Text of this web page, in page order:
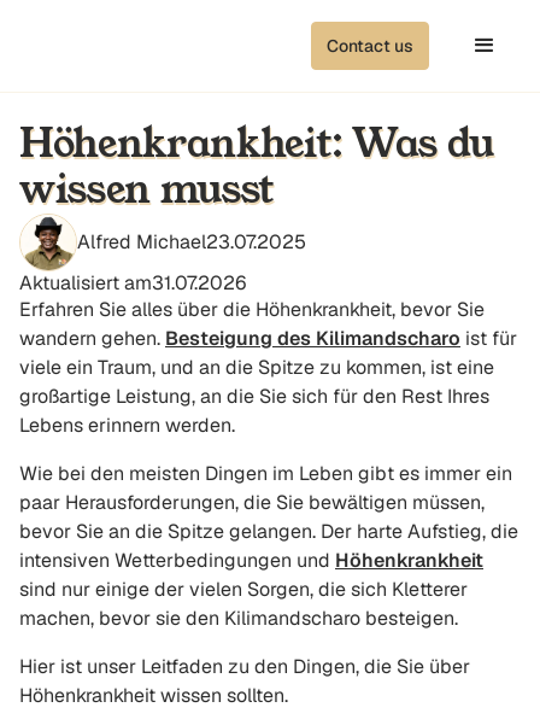
Contact us
Höhenkrankheit: Was du
wissen musst
Alfred Michael23.07.2025
Aktualisiert am31.07.2026
Erfahren Sie alles über die Höhenkrankheit, bevor Sie
wandern gehen. Besteigung des Kilimandscharo ist für
viele ein Traum, und an die Spitze zu kommen, ist eine
großartige Leistung, an die Sie sich für den Rest Ihres
Lebens erinnern werden.
Wie bei den meisten Dingen im Leben gibt es immer ein
paar Herausforderungen, die Sie bewältigen müssen,
bevor Sie an die Spitze gelangen. Der harte Aufstieg, die
intensiven Wetterbedingungen und Höhenkrankheit
sind nur einige der vielen Sorgen, die sich Kletterer
machen, bevor sie den Kilimandscharo besteigen.
Hier ist unser Leitfaden zu den Dingen, die Sie über
Höhenkrankheit wissen sollten.